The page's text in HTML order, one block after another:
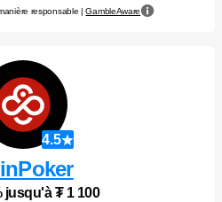
responsable |GambleAware
4.5
jusqu'à ₮ 1 100